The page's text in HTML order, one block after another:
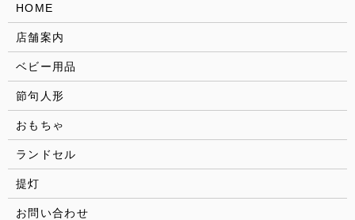
HOME
店舗案内
ベビー用品
節句人形
おもちゃ
ランドセル
提灯
お問い合わせ